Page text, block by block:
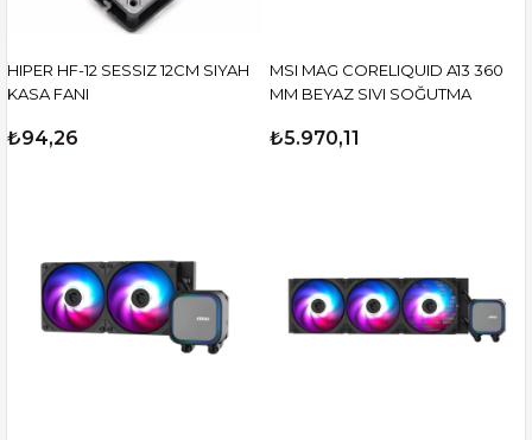
HIPER HF-12 SESSIZ 12CM SIYAH
KASA FANI
₺94,26
MSI MAG CORELIQUID A13 360
MM BEYAZ SIVI SOĞUTMA
₺5.970,11